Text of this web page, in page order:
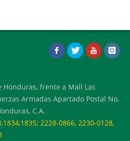
Honduras, frente a Mall Las
Armadas Apartado Postal No.
C.A.
2228-0866, 2230-0128,